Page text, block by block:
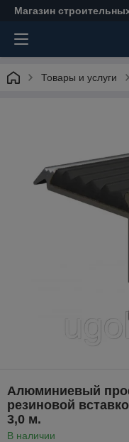
Магазин
Товары и услуги
Алюминиевый
резиновой
3,0 м.
В наличии